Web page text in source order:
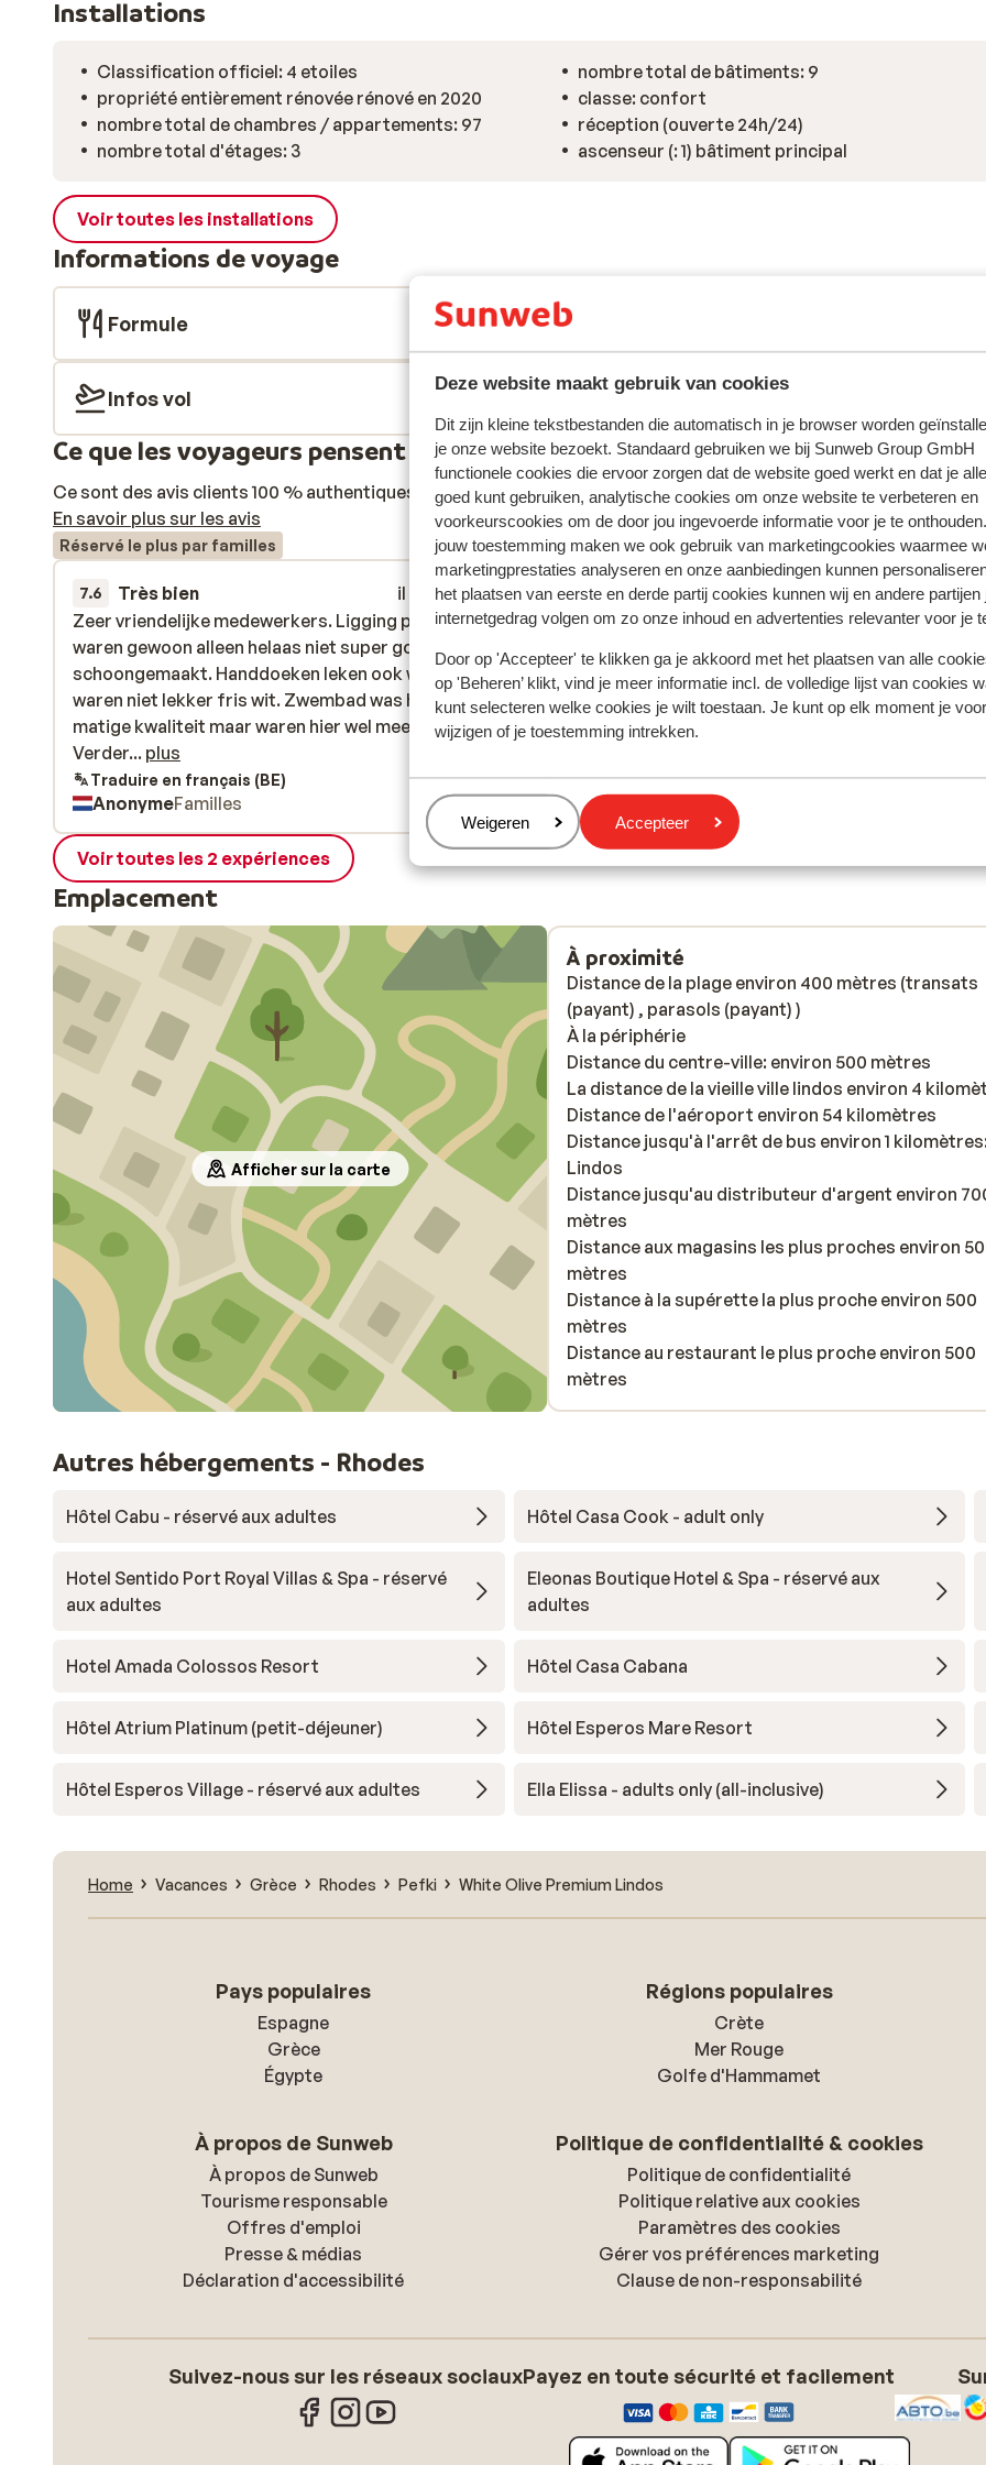
Deze website maakt gebruik van cookies
Dit zijn kleine tekstbestanden die automatisch in je browser worden
je onze website bezoekt. Standaard gebruiken we bij Sunweb Group GmbH
functionele cookies die ervoor zorgen dat de website goed werkt en dat je
goed kunt gebruiken, analytische cookies om onze website te verbeteren en
voorkeurscookies om de door jou ingevoerde informatie voor je te
jouw toestemming maken we ook gebruik van marketingcookies waarmee
marketingprestaties analyseren en onze aanbiedingen kunnen
het plaatsen van eerste en derde partij cookies kunnen wij en andere partijen
internetgedrag volgen om zo onze inhoud en advertenties relevanter voor je
Door op 'Accepteer' te klikken ga je akkoord met het plaatsen van alle
op 'Beheren’ klikt, vind je meer informatie incl. de volledige lijst van cookies
kunt selecteren welke cookies je wilt toestaan. Je kunt op elk moment je
wijzigen of je toestemming intrekken.
Beheren
Weigeren Accepteer
Installations
Classification officiel: 4 etoiles
propriété entièrement rénovée rénové en 2020
nombre total de chambres / appartements: 97
nombre total d'étages: 3
nombre total de bâtiments: 9
classe: confort
réception (ouverte 24h/24)
ascenseur (: 1) bâtiment principal
Voir toutes les installations
Informations de voyage
Formule
Infos vol
Ce que les voyageurs pensent
Ce sont des avis clients 100 % authentiques qui reflètent fidèlement leur expérience avec notre produit.
En savoir plus sur les avis
Réservé le plus par familles
7.6 Très bien
il y a 2 semaines
Zeer vriendelijke medewerkers. Ligging prima. Kamers
waren gewoon alleen helaas niet super goed
schoongemaakt. Handdoeken leken ook wat smoezelig
waren niet lekker fris wit. Zwembad was het water van
matige kwaliteit maar waren hier wel mee bezig. Verder
was het zwembad rommelig door alle attributen die
maar bleven liggen en ronddreven. Eten was matig veel
pasta verder niet veel keus en het dessertbuffet was
mega klein alleen wat fruit en 2 zoete dingen en ijs.
Snack in de middag was overgebleven eten van het
lunchbuffet en echt onder de maat. Locatie verder heel
mooi maar wel auto aan te raden. Cocktails voor all
inclusief zeer weinig keuze.
Zeer vriendelijke medewerkers. Ligging prima. Kamers
waren gewoon alleen helaas niet super goed
schoongemaakt. Handdoeken leken ook wat smoezelig
waren niet lekker fris wit. Zwembad was het water van
matige kwaliteit maar waren hier wel mee bezig.
Verder... plus
Traduire en français (BE)
AnonymeFamilles
9.4 Excellent
10 mai
Simpelthen er ovenud godt sted. Tæt på by men
natteliv. Sødt personale. Billederne ligner. Det
er fitness kunne vi ikke komme ind i. Legepladsen
heller ikke af ny dato.
Simpelthen er ovenud godt sted. Tæt på by men
natteliv. Sødt personale. Billederne ligner. Det
er fitness kunne vi ikke komme ind i. Legepladsen
heller ikke af ny dato.
Traduire en français (BE)
Anonyme
Voir toutes les 2 expériences
Emplacement
Afficher sur la carte
À proximité
Distance de la plage environ 400 mètres (transats
(payant) , parasols (payant) )
À la périphérie
Distance du centre-ville: environ 500 mètres
La distance de la vieille ville lindos environ 4
Distance de l'aéroport environ 54 kilomètres
Distance jusqu'à l'arrêt de bus environ 1
Lindos
Distance jusqu'au distributeur d'argent environ
mètres
Distance aux magasins les plus proches environ
mètres
Distance à la supérette la plus proche environ 500
mètres
Distance au restaurant le plus proche environ 500
mètres
Autres hébergements - Rhodes
Hôtel Cabu - réservé aux adultes Hôtel Casa Cook - adult only
Hotel Sentido Port Royal Villas & Spa - réservé
aux adultes
Eleonas Boutique Hotel & Spa - réservé aux
adultes
Hotel Amada Colossos Resort Hôtel Casa Cabana
Hôtel Atrium Platinum (petit-déjeuner) Hôtel Esperos Mare Resort
Hôtel Esperos Village - réservé aux adultes Ella Elissa - adults only (all-inclusive)
Home Vacances Grèce Rhodes Pefki White Olive Premium Lindos
Pays populaires
Espagne
Grèce
Égypte
Régions populaires
Crète
Mer Rouge
Golfe d'Hammamet
À propos de Sunweb
À propos de Sunweb
Tourisme responsable
Offres d'emploi
Presse & médias
Déclaration d'accessibilité
Politique de confidentialité & cookies
Politique de confidentialité
Politique relative aux cookies
Paramètres des cookies
Gérer vos préférences marketing
Clause de non-responsabilité
Suivez-nous sur les réseaux sociauxPayez en toute sécurité et facilement